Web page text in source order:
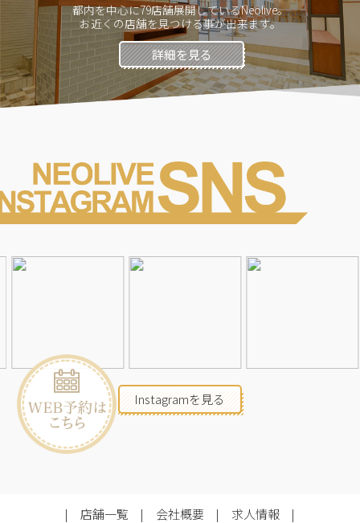
都内を中心に79店舗展開しているNeolive。
お近くの店舗を見つける事が出来ます。
詳細を見る
Instagramを見る
店舗一覧 会社概要 求人情報